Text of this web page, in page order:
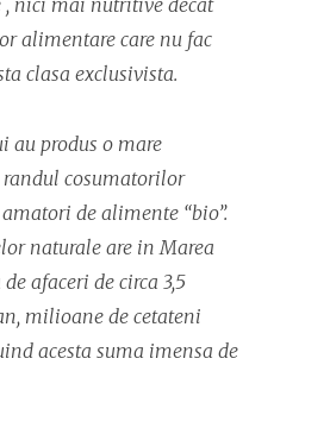
, nici mai nutritive decat
alimentare care nu fac
clasa exclusivista.
au produs o mare
cosumatorilor
de alimente “bio”.
naturale are in Marea
afaceri de circa 3,5
milioane de cetateni
acesta suma imensa de